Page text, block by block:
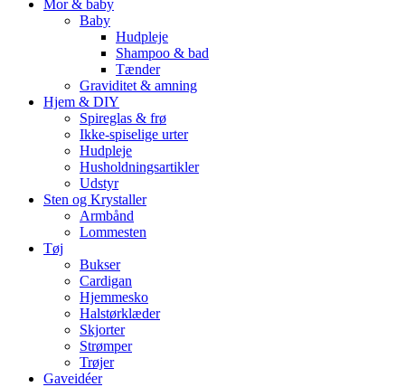
Mor & baby
Baby
Hudpleje
Shampoo & bad
Tænder
Graviditet & amning
Hjem & DIY
Spireglas & frø
Ikke-spiselige urter
Hudpleje
Husholdningsartikler
Udstyr
Sten og Krystaller
Armbånd
Lommesten
Tøj
Bukser
Cardigan
Hjemmesko
Halstørklæder
Skjorter
Strømper
Trøjer
Gaveidéer